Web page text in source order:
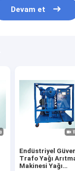
Devam et
Endüstriyel
Trafo Yağı
Makinesi Yağı